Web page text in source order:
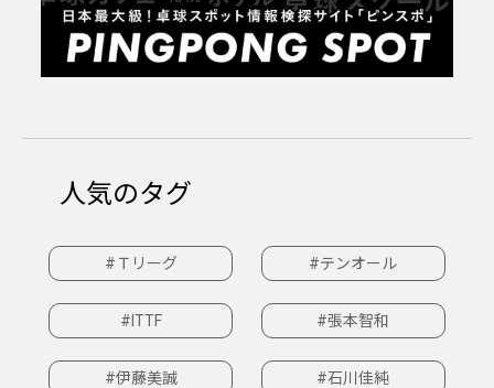
人気のタグ
#Ｔリーグ #テンオール
#ITTF #張本智和
#伊藤美誠 #石川佳純